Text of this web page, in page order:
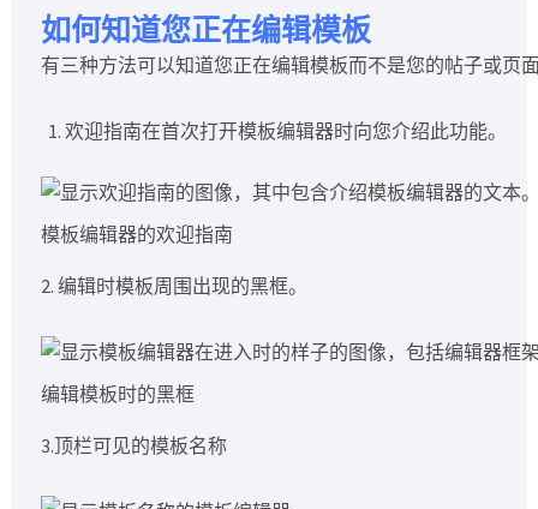
如何知道您正在编辑模板
有三种方法可以知道您正在编辑模板而不是您的帖子或页
欢迎指南在首次打开模板编辑器时向您介绍此功能。
模板编辑器的欢迎指南
2. 编辑时模板周围出现的黑框。
编辑模板时的黑框
3.顶栏可见的模板名称